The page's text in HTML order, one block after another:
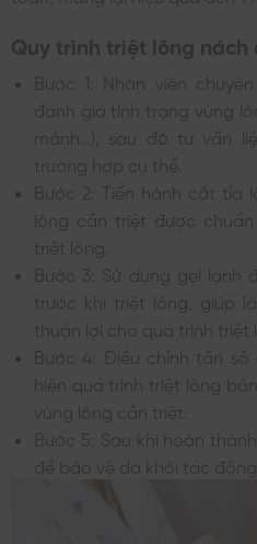
Quy trình triệt lông nách
Bước 1: Nhân viên
đánh giá tình trạng vùng
mảnh…), sau đó tư vấn
trường hợp cụ thể.
Bước 2: Tiến hành cắt tỉa
lông cần triệt được
triệt lông.
Bước 3: Sử dụng gel lạnh
trước khi triệt lông, giúp
thuận lợi cho quá trình triệt
Bước 4: Điều chỉnh tần số
hiện quá trình triệt lông
vùng lông cần triệt.
Bước 5: Sau khi hoàn
để bảo vệ da khỏi tác